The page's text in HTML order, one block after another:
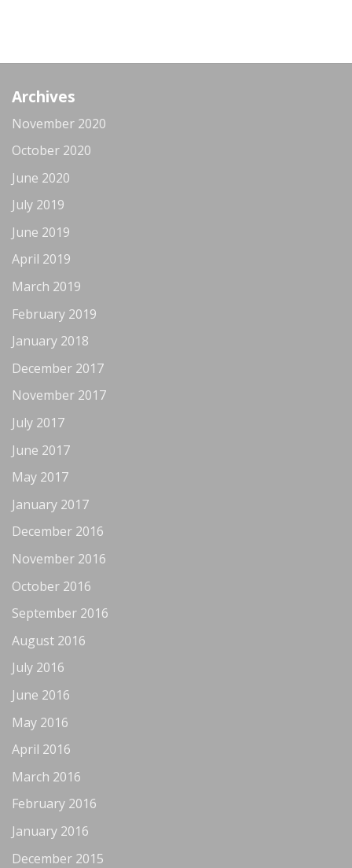
Archives
November 2020
October 2020
June 2020
July 2019
June 2019
April 2019
March 2019
February 2019
January 2018
December 2017
November 2017
July 2017
June 2017
May 2017
January 2017
December 2016
November 2016
October 2016
September 2016
August 2016
July 2016
June 2016
May 2016
April 2016
March 2016
February 2016
January 2016
December 2015